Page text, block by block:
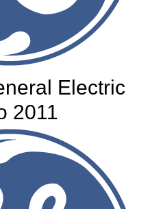
Electric
2011